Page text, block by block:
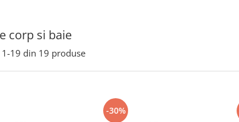
corp si baie
1-19 din 19 produse
-30%